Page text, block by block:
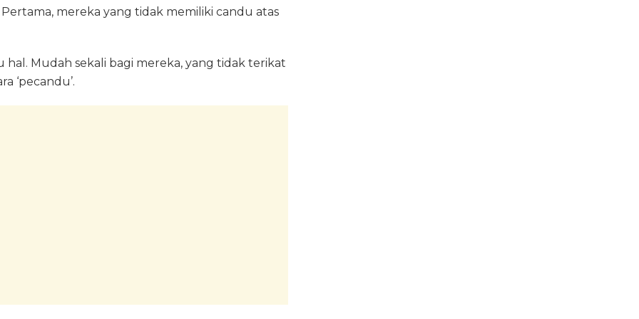
mereka yang tidak memiliki candu atas
Mudah sekali bagi mereka, yang tidak terikat
‘pecandu’.